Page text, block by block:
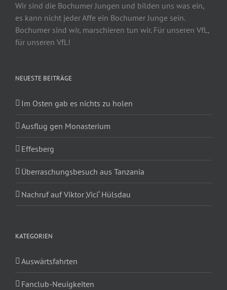
Wir sind die Bochumer Jungen und bilden uns was ein,
es kann nicht jeder Affe ein Bochumer Junge sein.
Bochumer sind wir, marschieren tun wir. Für unseren VfL,
für unseren VfL!
NEUESTE BEITRÄGE
Im Osten gab es nichts zu holen
Ausflug gen Monasterium
Effesberg
Überraschungsbesuch aus Tanzania
Nachruf auf Viktor ‚Vici‘ Hülsdau
KATEGORIEN
Auswärtsfahrten
Fanclub-Neuigkeiten